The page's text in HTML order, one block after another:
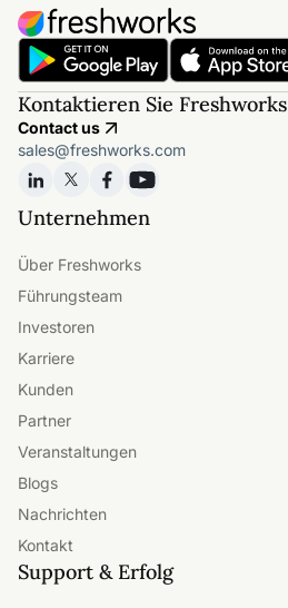
Kontaktieren Sie Freshworks
Contact us
sales@freshworks.com
Unternehmen
Über Freshworks
Führungsteam
Investoren
Karriere
Kunden
Partner
Veranstaltungen
Blogs
Nachrichten
Kontakt
Support & Erfolg